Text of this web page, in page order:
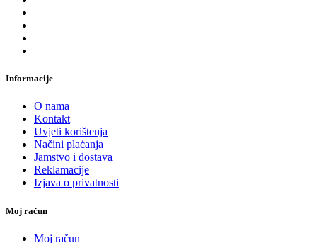
Informacije
O nama
Kontakt
Uvjeti korištenja
Načini plaćanja
Jamstvo i dostava
Reklamacije
Izjava o privatnosti
Moj račun
Moj račun